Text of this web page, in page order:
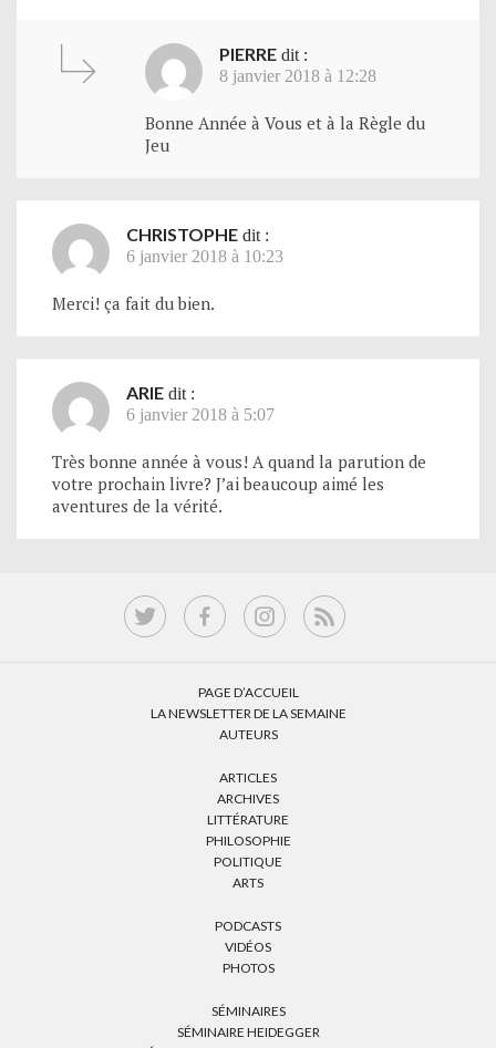
PIERRE dit :
8 janvier 2018 à 12:28
Bonne Année à Vous et à la Règle du
Jeu
CHRISTOPHE dit :
6 janvier 2018 à 10:23
Merci! ça fait du bien.
ARIE dit :
6 janvier 2018 à 5:07
Très bonne année à vous! A quand la parution de
votre prochain livre? J’ai beaucoup aimé les
aventures de la vérité.
PAGE D’ACCUEIL
LA NEWSLETTER DE LA SEMAINE
AUTEURS
ARTICLES
ARCHIVES
LITTÉRATURE
PHILOSOPHIE
POLITIQUE
ARTS
PODCASTS
VIDÉOS
PHOTOS
SÉMINAIRES
SÉMINAIRE HEIDEGGER